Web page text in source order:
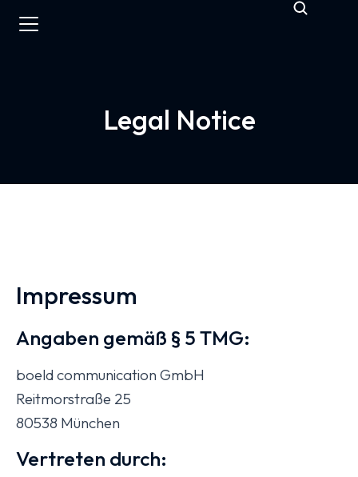
Legal Notice
Impressum
Angaben gemäß § 5 TMG:
boeld communication GmbH
Reitmorstraße 25
80538 München
Vertreten durch: